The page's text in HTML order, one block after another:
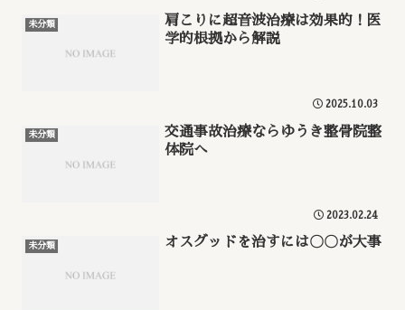
未分類
肩こりに超音波治療は効果的！医
学的根拠から解説
2025.10.03
未分類
交通事故治療ならゆうき整骨院整
体院へ
2023.02.24
未分類 オスグッドを治すには〇〇が大事